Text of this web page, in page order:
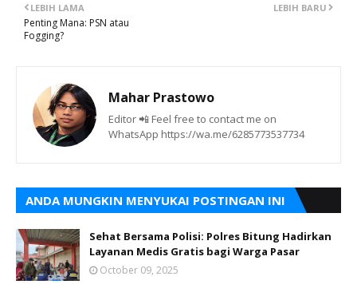
LEBIH BARU
LEBIH LAMA
Penting Mana: PSN atau
Fogging?
Mahar Prastowo
Editor 📲 Feel free to contact me on
WhatsApp https://wa.me/6285773537734
ANDA MUNGKIN MENYUKAI POSTINGAN INI
Sehat Bersama Polisi: Polres Bitung Hadirkan
Layanan Medis Gratis bagi Warga Pasar
October 09, 2025